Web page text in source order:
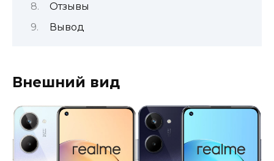
Отзывы
Вывод
Внешний вид